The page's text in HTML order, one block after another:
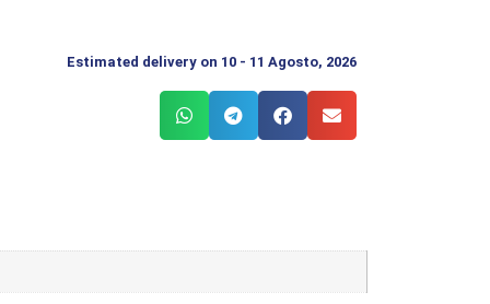
Estimated delivery on 10 - 11 Agosto, 2026